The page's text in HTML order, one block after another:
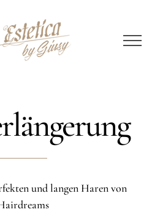
und langen Haren von